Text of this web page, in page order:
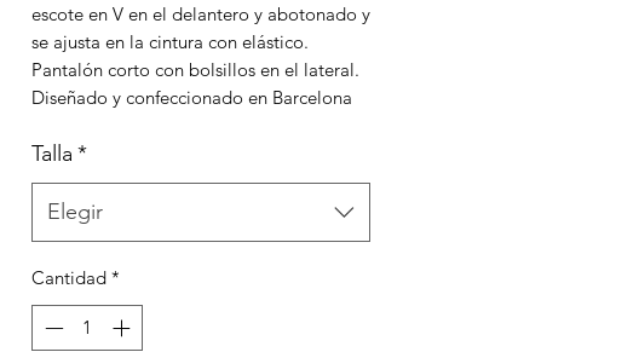
escote en V en el delantero y abotonado y
se ajusta en la cintura con elástico.
Pantalón corto con bolsillos en el lateral.
Diseñado y confeccionado en Barcelona
Talla *
Elegir
Cantidad *